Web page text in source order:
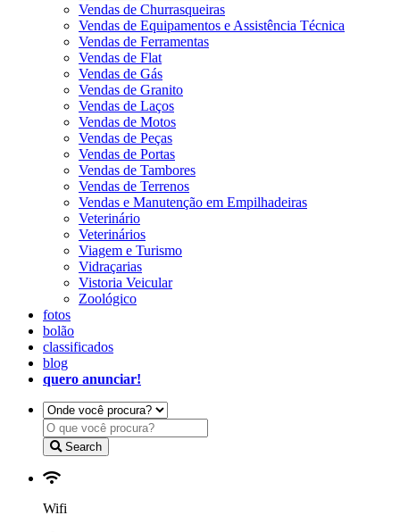
Vendas de Churrasqueiras
Vendas de Equipamentos e Assistência Técnica
Vendas de Ferramentas
Vendas de Flat
Vendas de Gás
Vendas de Granito
Vendas de Laços
Vendas de Motos
Vendas de Peças
Vendas de Portas
Vendas de Tambores
Vendas de Terrenos
Vendas e Manutenção em Empilhadeiras
Veterinário
Veterinários
Viagem e Turismo
Vidraçarias
Vistoria Veicular
Zoológico
fotos
bolão
classificados
blog
quero anunciar!
Search
Wifi